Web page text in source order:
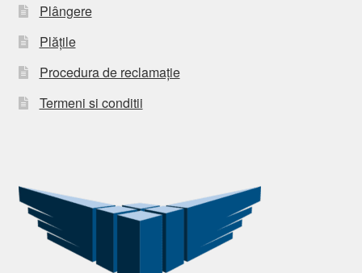
Plângere
Plățile
Procedura de reclamație
Termeni si conditii